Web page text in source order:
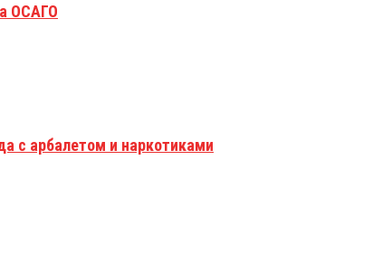
ОСАГО
с арбалетом и наркотиками